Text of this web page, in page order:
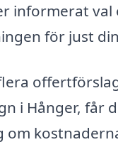
informerat val
för just
i Hånger, får
om